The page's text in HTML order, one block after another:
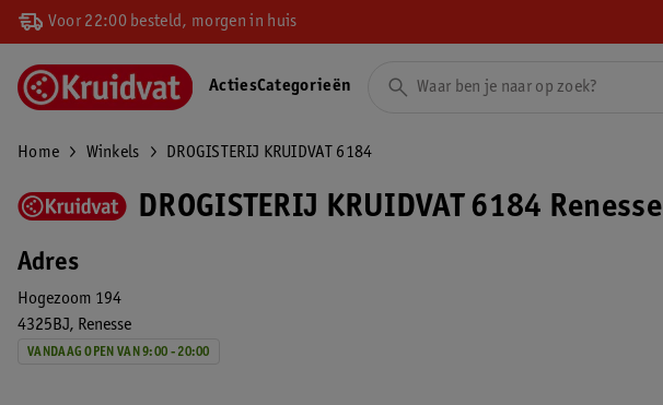
Voor 22:00 besteld, morgen in huis
ActiesCategorieën
Home Winkels DROGISTERIJ KRUIDVAT 6184
DROGISTERIJ KRUIDVAT 6184 Renesse
Adres
Hogezoom 194
4325BJ
Renesse
VANDAAG OPEN VAN 9:00 - 20:00